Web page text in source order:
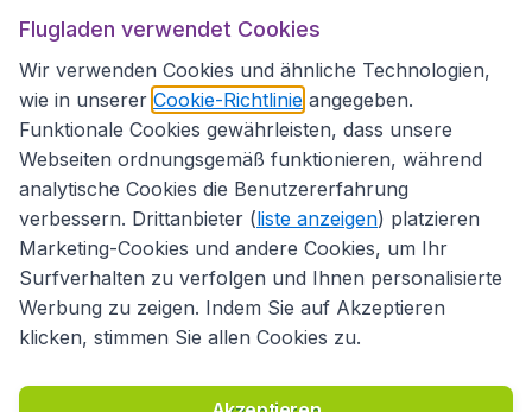
Folgen Sie uns:
Richtlinien und Bedingungen
Haftungsausschluss
Flugladen verwendet Cookies
Wir verwenden Cookies und ähnliche Technologien,
wie in unserer Cookie-Richtlinie angegeben.
Funktionale Cookies gewährleisten, dass unsere
Webseiten ordnungsgemäß funktionieren, während
analytische Cookies die Benutzererfahrung
verbessern. Drittanbieter (liste anzeigen) platzieren
Marketing-Cookies und andere Cookies, um Ihr
Surfverhalten zu verfolgen und Ihnen personalisierte
Werbung zu zeigen. Indem Sie auf Akzeptieren
klicken, stimmen Sie allen Cookies zu.